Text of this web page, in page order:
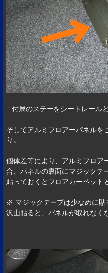
↑ 付属のステーをシートレールと
そしてアルミフロアーパネルを
り。
個体差等により、アルミフロア
合、パネルの裏面にマジックテ
貼っておくとフロアカーペット
※ マジックテープは少なめに貼
沢山貼ると、パネルが取れなく